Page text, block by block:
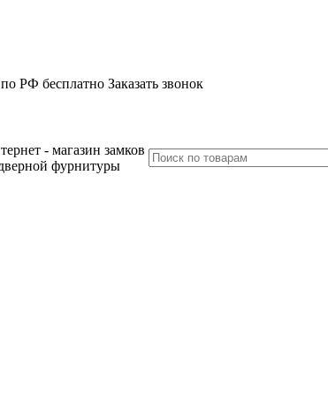
РФ бесплатно Заказать звонок
- магазин замков
фурнитуры